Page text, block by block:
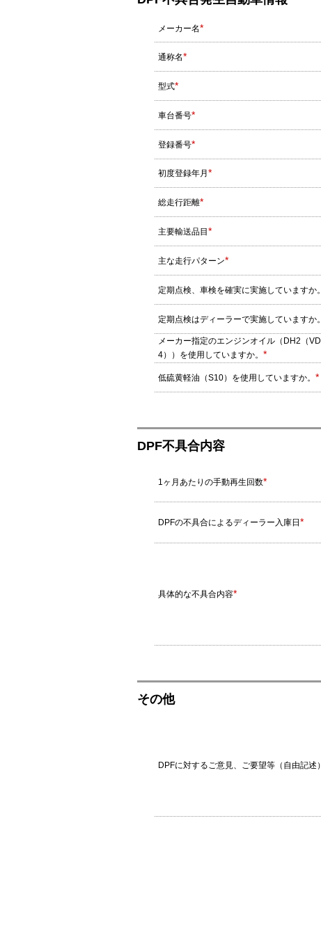
メーカー名*
通称名*
型式*
車台番号*
登録番号*
初度登録年月 *
総走行距離*
主要輸送品目 *
主な走行パターン*
定期点検、車検を確実に実施していますか。
定期点検はディーラーで実施していますか。
メーカー指定のエンジンオイル（DH2（
4））を使用していますか。 *
低硫黄軽油（S10）を使用していますか。 *
DPF不具合内容
1ヶ月あたりの手動再生回数*
DPFの不具合によるディーラー入庫日*
具体的な不具合内容*
その他
DPFに対するご意見、ご要望等（自由記述）